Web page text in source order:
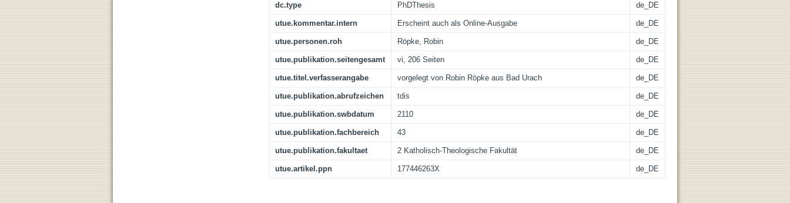
dc.type PhDThesis de_DE
utue.kommentar.intern Erscheint auch als Online-Ausgabe de_DE
utue.personen.roh Röpke, Robin de_DE
utue.publikation.seitengesamt vi, 206 Seiten de_DE
utue.titel.verfasserangabe vorgelegt von Robin Röpke aus Bad Urach de_DE
utue.publikation.abrufzeichen tdis de_DE
utue.publikation.swbdatum 2110 de_DE
utue.publikation.fachbereich 43 de_DE
utue.publikation.fakultaet 2 Katholisch-Theologische Fakultät de_DE
utue.artikel.ppn 177446263X de_DE